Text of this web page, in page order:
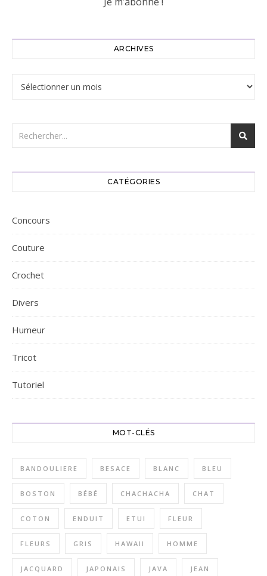
ARCHIVES
Archives
CATÉGORIES
Concours
Couture
Crochet
Divers
Humeur
Tricot
Tutoriel
MOT-CLÉS
BANDOULIERE BESACE BLANC BLEU
BOSTON BÉBÉ CHACHACHA CHAT
COTON ENDUIT ETUI FLEUR
FLEURS GRIS HAWAII HOMME
JACQUARD JAPONAIS JAVA JEAN